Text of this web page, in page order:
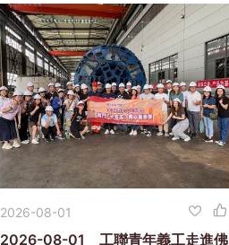
2026-08-01
2026-08-01 工聯青年義工走進佛